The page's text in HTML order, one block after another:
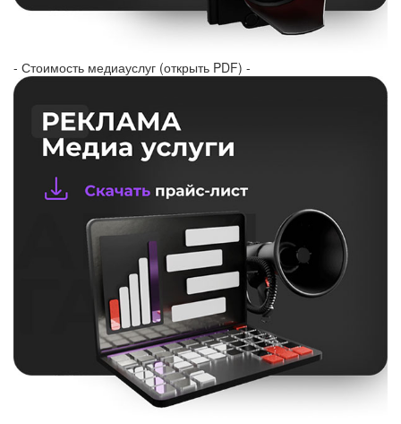
- Стоимость медиауслуг (открыть PDF) -